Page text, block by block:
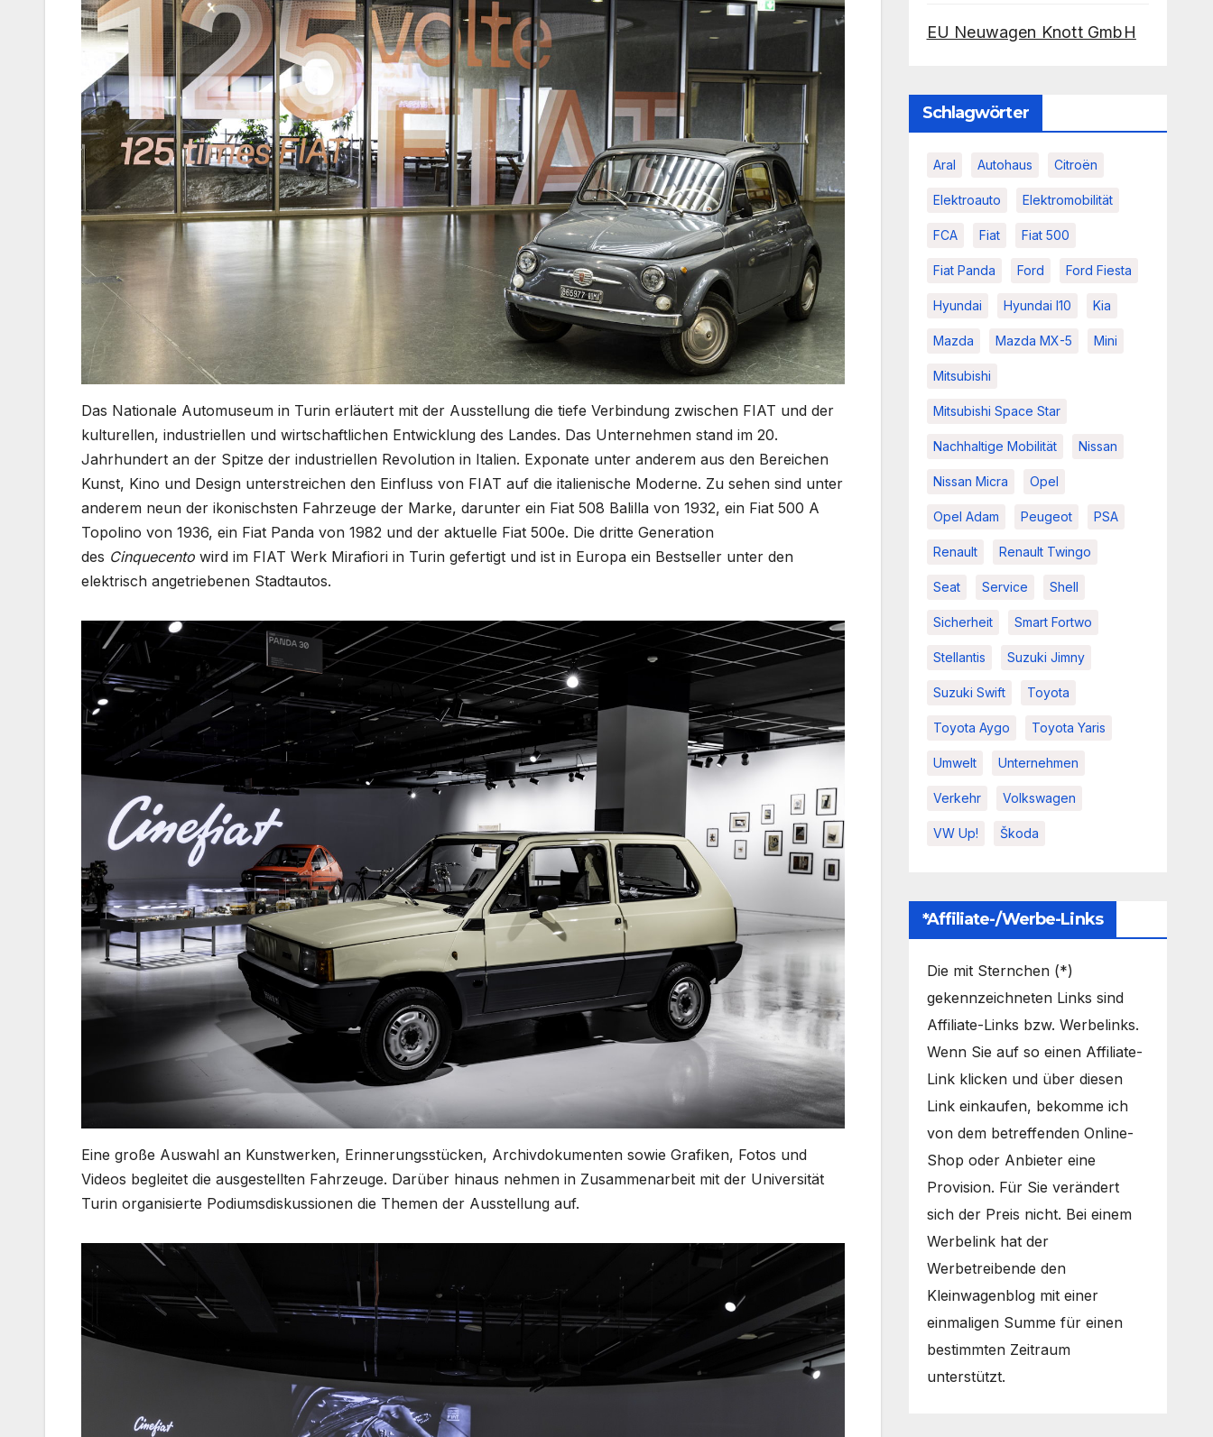
Das Nationale Automuseum in Turin erläutert mit der Ausstellung die tiefe Verbindung zwischen FIAT und der
kulturellen, industriellen und wirtschaftlichen Entwicklung des Landes. Das Unternehmen stand im 20.
Jahrhundert an der Spitze der industriellen Revolution in Italien. Exponate unter anderem aus den Bereichen
Kunst, Kino und Design unterstreichen den Einfluss von FIAT auf die italienische Moderne. Zu sehen sind unter
anderem neun der ikonischsten Fahrzeuge der Marke, darunter ein Fiat 508 Balilla von 1932, ein Fiat 500 A
Topolino von 1936, ein Fiat Panda von 1982 und der aktuelle Fiat 500e. Die dritte Generation
des Cinquecento wird im FIAT Werk Mirafiori in Turin gefertigt und ist in Europa ein Bestseller unter den
elektrisch angetriebenen Stadtautos.
Eine große Auswahl an Kunstwerken, Erinnerungsstücken, Archivdokumenten sowie Grafiken, Fotos und
Videos begleitet die ausgestellten Fahrzeuge. Darüber hinaus nehmen in Zusammenarbeit mit der Universität
Turin organisierte Podiumsdiskussionen die Themen der Ausstellung auf.
EU Neuwagen Knott GmbH
Schlagwörter
Aral Autohaus Citroën
Elektroauto Elektromobilität
FCA Fiat Fiat 500
Fiat Panda Ford Ford Fiesta
Hyundai Hyundai I10 Kia
Mazda Mazda MX-5 Mini
Mitsubishi
Mitsubishi Space Star
Nachhaltige Mobilität Nissan
Nissan Micra Opel
Opel Adam Peugeot PSA
Renault Renault Twingo
Seat Service Shell
Sicherheit Smart Fortwo
Stellantis Suzuki Jimny
Suzuki Swift Toyota
Toyota Aygo Toyota Yaris
Umwelt Unternehmen
Verkehr Volkswagen
VW Up! Škoda
*Affiliate-/Werbe-Links
Die mit Sternchen (*)
gekennzeichneten Links sind
Affiliate-Links bzw. Werbelinks.
Wenn Sie auf so einen Affiliate-
Link klicken und über diesen
Link einkaufen, bekomme ich
von dem betreffenden Online-
Shop oder Anbieter eine
Provision. Für Sie verändert
sich der Preis nicht. Bei einem
Werbelink hat der
Werbetreibende den
Kleinwagenblog mit einer
einmaligen Summe für einen
bestimmten Zeitraum
unterstützt.